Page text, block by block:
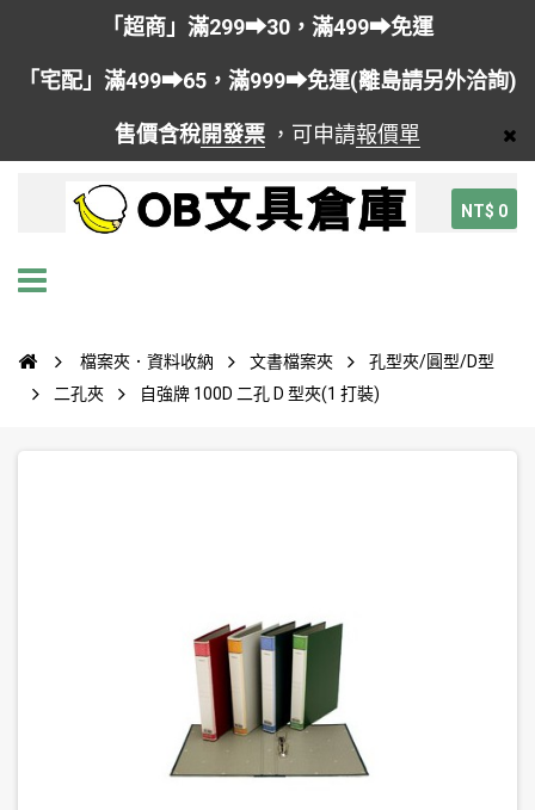
「超商」滿299➡30，滿499➡免運
「宅配」滿499➡65，滿999➡免運(離島請另外洽詢)
售價含稅開發票 ，可申請報價單
NT$ 0
檔案夾．資料收納 文書檔案夾
孔型夾/圓型/D型
二孔夾
自強牌 100D 二孔 D 型夾(1 打裝)